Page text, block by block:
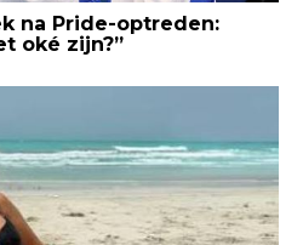
na Pride-optreden:
oké zijn?”